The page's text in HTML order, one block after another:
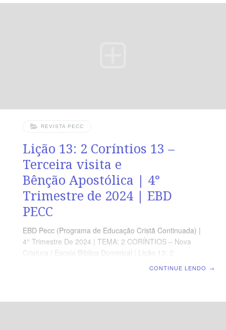
REVISTA PECC
Lição 13: 2 Coríntios 13 –
Terceira visita e
Bênção Apostólica | 4°
Trimestre de 2024 | EBD
PECC
EBD Pecc (Programa de Educação Cristã Continuada) |
4° Trimestre De 2024 | TEMA: 2 CORÍNTIOS – Nova
Criatura | Escola Bíblica Dominical | Lição 13: 2
CONTINUE LENDO →